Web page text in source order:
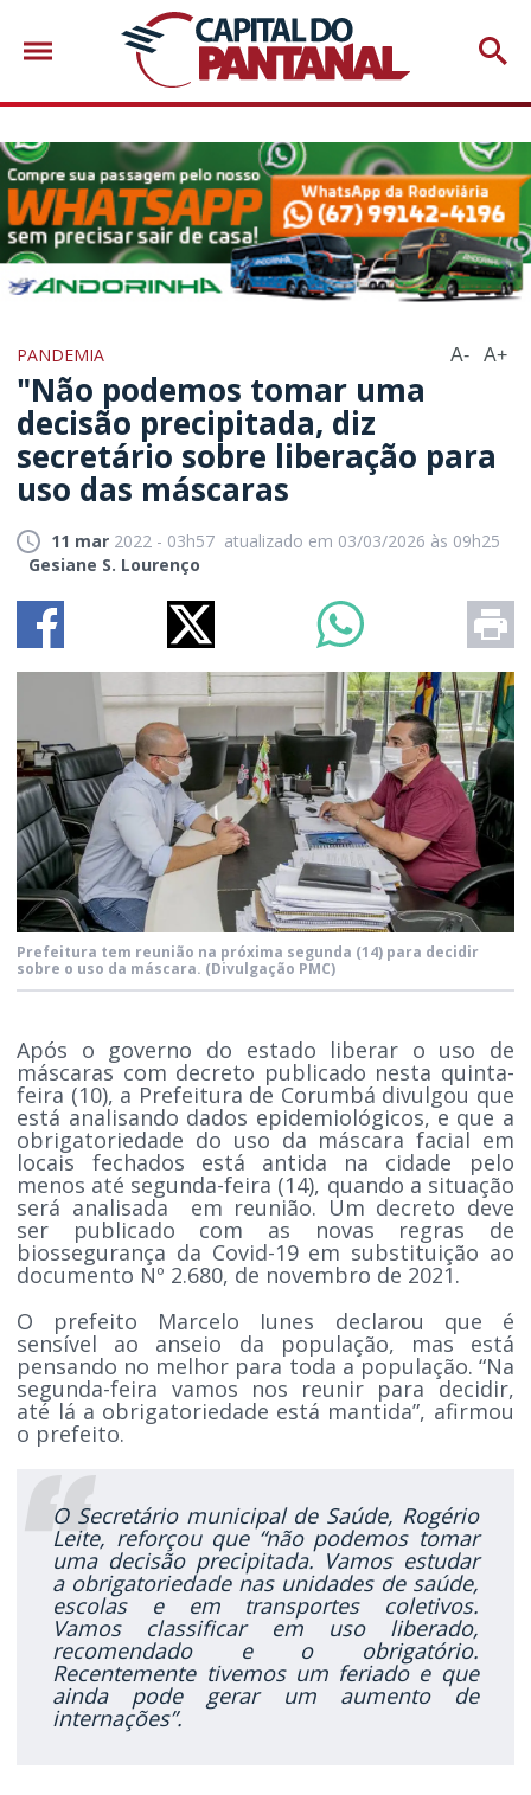
PANDEMIA A- A+
"Não podemos tomar uma
decisão precipitada, diz
secretário sobre liberação para
uso das máscaras
11 mar 2022 - 03h57 atualizado em 03/03/2026 às 09h25
Gesiane S. Lourenço
Prefeitura tem reunião na próxima segunda (14) para decidir
sobre o uso da máscara. (Divulgação PMC)
Após o governo do estado liberar o uso de
máscaras com decreto publicado nesta quinta-
feira (10), a Prefeitura de Corumbá divulgou que
está analisando dados epidemiológicos, e que a
obrigatoriedade do uso da máscara facial em
locais fechados está antida na cidade pelo
menos até segunda-feira (14), quando a situação
será analisada em reunião. Um decreto deve
ser publicado com as novas regras de
biossegurança da Covid-19 em substituição ao
documento Nº 2.680, de novembro de 2021.
O prefeito Marcelo Iunes declarou que é
sensível ao anseio da população, mas está
pensando no melhor para toda a população. “Na
segunda-feira vamos nos reunir para decidir,
até lá a obrigatoriedade está mantida”, afirmou
o prefeito.
O Secretário municipal de Saúde, Rogério
Leite, reforçou que “não podemos tomar
uma decisão precipitada. Vamos estudar
a obrigatoriedade nas unidades de saúde,
escolas e em transportes coletivos.
Vamos classificar em uso liberado,
recomendado e o obrigatório.
Recentemente tivemos um feriado e que
ainda pode gerar um aumento de
internações”.